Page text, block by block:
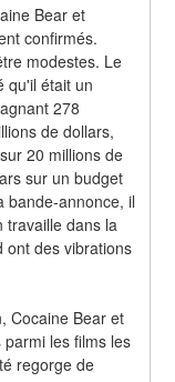
Bear et
confirmés.
modestes. Le
qu'il était un
278
de dollars,
20 millions de
sur un budget
bande-annonce, il
travaille dans la
ont des vibrations
Cocaine Bear et
les films les
regorge de